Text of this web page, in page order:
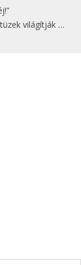
meg Zugspitzét